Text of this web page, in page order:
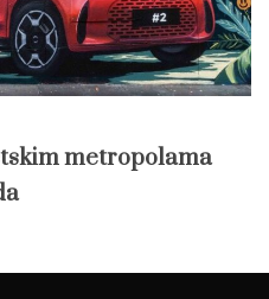
metropolama